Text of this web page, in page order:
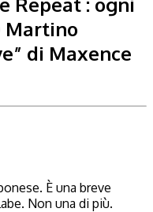
Martino
di Maxence
È una breve
Non una di più.